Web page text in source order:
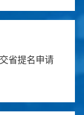
省提名申请